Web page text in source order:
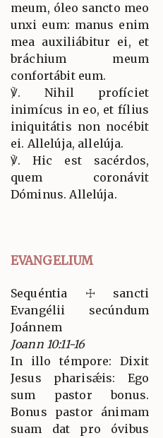
meum, óleo sancto meo
unxi eum: manus enim
mea auxiliábitur ei, et
bráchium meum
confortábit eum.
℣. Nihil profíciet
inimícus in eo, et fílius
iniquitátis non nocébit
ei. Allelúja, allelúja.
℣. Hic est sacérdos,
quem coronávit
Dóminus. Allelúja.
EVANGELIUM
Sequéntia ☩ sancti
Evangélii secúndum
Joánnem
Joann 10:11-16
In illo témpore: Dixit
Jesus pharisǽis: Ego
sum pastor bonus.
Bonus pastor ánimam
suam dat pro óvibus